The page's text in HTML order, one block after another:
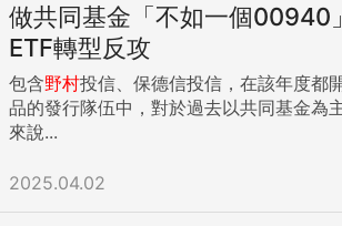
做共同基金「不如一個00940
ETF轉型反攻
包含野村投信、保德信投信，在該年度都
品的發行隊伍中，對於過去以共同基金為
來說...
2025.04.02